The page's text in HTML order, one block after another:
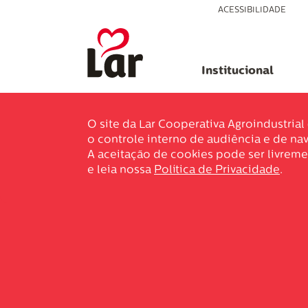
ACESSIBILIDADE
Institucional
O site da Lar Cooperativa
o controle interno de audiência e de
A aceitação de cookies pode ser
e leia nossa Política de Privacidade.